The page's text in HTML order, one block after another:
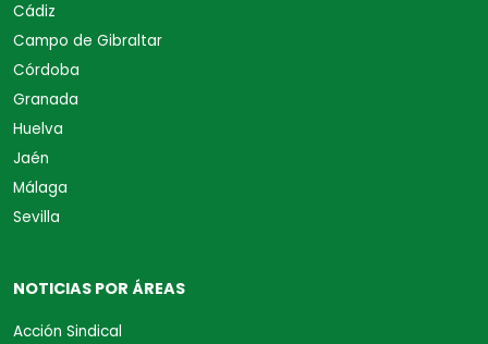
Cádiz
Campo de Gibraltar
Córdoba
Granada
Huelva
Jaén
Málaga
Sevilla
NOTICIAS POR ÁREAS
Acción Sindical